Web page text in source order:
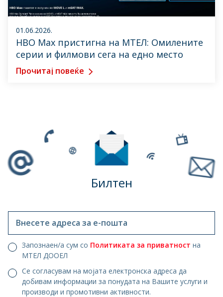
01.06.2026.
HBO Max пристигна на МТЕЛ: Омилените
серии и филмови сега на едно место
Прочитај повеќе
Билтен
Внесете адреса за е-пошта
Запознаен/а сум со Политиката за приватност на
МТЕЛ ДООЕЛ
Се согласувам на мојата електронска адреса да
добивам информации за понудата на Вашите услуги и
производи и промотивни активности.